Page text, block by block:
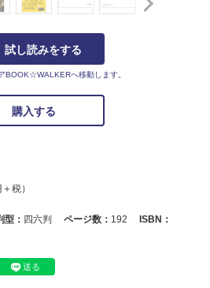
試し読みをする
BOOK☆WALKERへ移動します。
購入する
＋税）
型： 四六判 ページ数： 192
ISBN：
送る